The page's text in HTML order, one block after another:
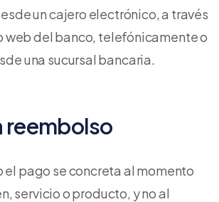
un cajero electrónico, a través
web del banco, telefónicamente o
una sucursal bancaria.
reembolso
el pago se concreta al momento
servicio o producto, y no al